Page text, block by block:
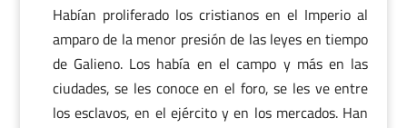
Habían proliferado los cristianos en el Imperio al
amparo de la menor presión de las leyes en tiempo
de Galieno. Los había en el campo y más en las
ciudades, se les conoce en el foro, se les ve entre
los esclavos, en el ejército y en los mercados. Han